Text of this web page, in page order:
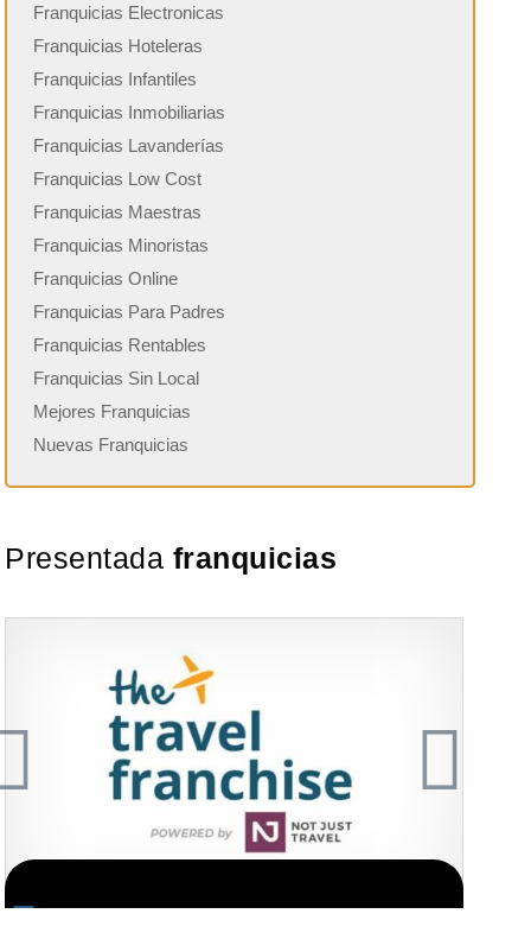
Franquicias Electronicas
Franquicias Hoteleras
Franquicias Infantiles
Franquicias Inmobiliarias
Franquicias Lavanderías
Franquicias Low Cost
Franquicias Maestras
Franquicias Minoristas
Franquicias Online
Franquicias Para Padres
Franquicias Rentables
Franquicias Sin Local
Mejores Franquicias
Nuevas Franquicias
Presentada franquicias